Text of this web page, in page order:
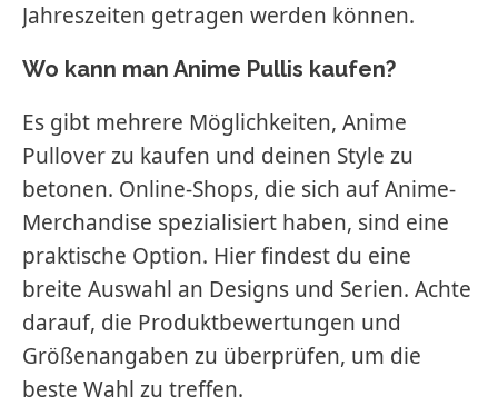
Jahreszeiten getragen werden können.
Wo kann man Anime Pullis kaufen?
Es gibt mehrere Möglichkeiten, Anime
Pullover zu kaufen und deinen Style zu
betonen. Online-Shops, die sich auf Anime-
Merchandise spezialisiert haben, sind eine
praktische Option. Hier findest du eine
breite Auswahl an Designs und Serien. Achte
darauf, die Produktbewertungen und
Größenangaben zu überprüfen, um die
beste Wahl zu treffen.